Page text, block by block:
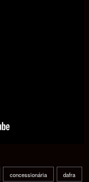
concessionária dafra